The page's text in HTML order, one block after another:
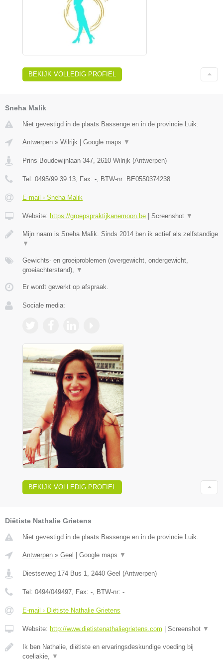
BEKIJK VOLLEDIG PROFIEL
Sneha Malik
Niet gevestigd in de plaats Bassenge en in de provincie Luik.
Antwerpen » Wilrijk Google maps ▼
Prins Boudewijnlaan 347, 2610 Wilrijk (Antwerpen)
Tel: 0495/99.39.13, Fax: -, BTW-nr: BE0550374238
E-mail › Sneha Malik
Website: https://groepspraktijkanemoon.be Screenshot ▼
Mijn naam is Sneha Malik. Sinds 2014 ben ik actief als zelfstandige
▼
Gewichts- en groeiproblemen (overgewicht, ondergewicht,
groeiachterstand), ▼
Er wordt gewerkt op afspraak.
Sociale media:
BEKIJK VOLLEDIG PROFIEL
Diëtiste Nathalie Grietens
Niet gevestigd in de plaats Bassenge en in de provincie Luik.
Antwerpen » Geel Google maps ▼
Diestseweg 174 Bus 1 2440 Geel (Antwerpen)
Tel: 0494/049497 , Fax: - , BTW-nr: -
E-mail › Diëtiste Nathalie Grietens
Website: http://www.dietistenathaliegrietens.com Screenshot ▼
Ik ben Nathalie, diëtiste en ervaringsdeskundige voeding bij
coeliakie,
▼